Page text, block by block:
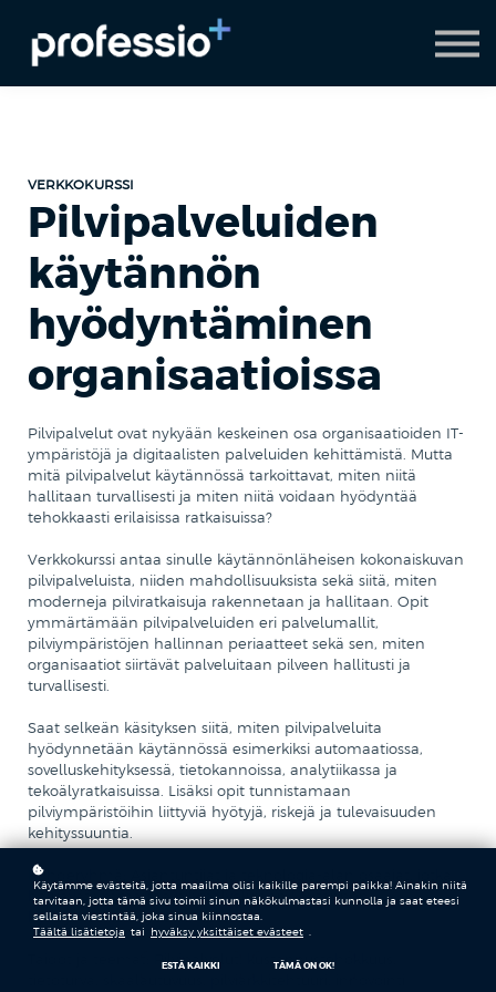
AI Coach
Pyydä demo
Hanki Professio+
VERKKOKURSSI
Pilvipalveluiden
käytännön
hyödyntäminen
organisaatioissa
Pilvipalvelut ovat nykyään keskeinen osa organisaatioiden IT-
ympäristöjä ja digitaalisten palveluiden kehittämistä. Mutta
mitä pilvipalvelut käytännössä tarkoittavat, miten niitä
hallitaan turvallisesti ja miten niitä voidaan hyödyntää
tehokkaasti erilaisissa ratkaisuissa?
Verkkokurssi antaa sinulle käytännönläheisen kokonaiskuvan
pilvipalveluista, niiden mahdollisuuksista sekä siitä, miten
moderneja pilviratkaisuja rakennetaan ja hallitaan. Opit
ymmärtämään pilvipalveluiden eri palvelumallit,
pilviympäristöjen hallinnan periaatteet sekä sen, miten
organisaatiot siirtävät palveluitaan pilveen hallitusti ja
turvallisesti.
Saat selkeän käsityksen siitä, miten pilvipalveluita
hyödynnetään käytännössä esimerkiksi automaatiossa,
sovelluskehityksessä, tietokannoissa, analytiikassa ja
tekoälyratkaisuissa. Lisäksi opit tunnistamaan
pilviympäristöihin liittyviä hyötyjä, riskejä ja tulevaisuuden
kehityssuuntia.
Kohderyhmä: Asiantuntijat ja teknologia-alan osaajat, jotka
haluavat ymmärtää pilvipalveluiden käytännön
hyödyntämistä työelämässä.
Taidot ja teemat: Pilvipalvelut, kustannustehokkuus,
Käytämme evästeitä, jotta maailma olisi kaikille parempi paikka! Ainakin niitä
tarvitaan, jotta tämä sivu toimii sinun näkökulmastasi kunnolla ja saat eteesi
sellaista viestintää, joka sinua kiinnostaa.
Täältä lisätietoja tai hyväksy yksittäiset evästeet
ESTÄ KAIKKI TÄMÄ ON OK!